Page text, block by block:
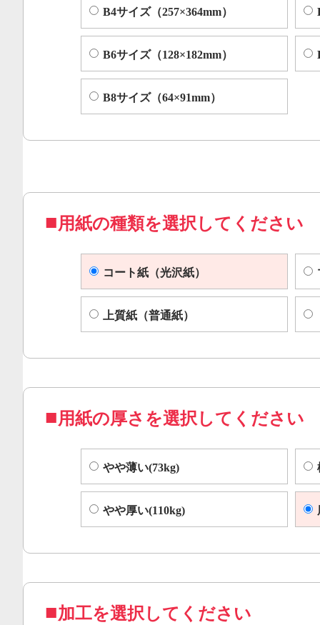
B4サイズ（257×364mm）
B6サイズ（128×182mm）
B8サイズ（64×91mm）
用紙の種類を選択してください
コート紙（光沢紙）
上質紙（普通紙）
用紙の厚さを選択してください
やや薄い(73kg)
やや厚い(110kg)
加工を選択してください